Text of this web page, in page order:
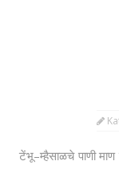
टेंभू–म्हैसाळचे पाणी